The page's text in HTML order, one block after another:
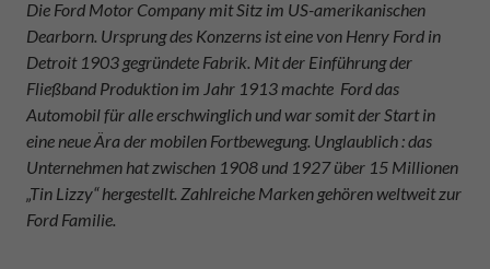
Die Ford Motor Company mit Sitz im US-amerikanischen
Dearborn. Ursprung des Konzerns ist eine von Henry Ford in
Detroit 1903 gegründete Fabrik. Mit der Einführung der
Fließband Produktion im Jahr 1913 machte Ford das
Automobil für alle erschwinglich und war somit der Start in
eine neue Ära der mobilen Fortbewegung. Unglaublich : das
Unternehmen hat zwischen 1908 und 1927 über 15 Millionen
„Tin Lizzy“ hergestellt. Zahlreiche Marken gehören weltweit zur
Ford Familie.